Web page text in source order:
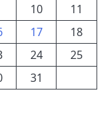
10
11
17
18
24
25
31